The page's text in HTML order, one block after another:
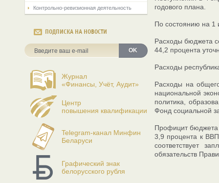
Контрольно-ревизионная деятельность
ПОДПИСКА НА НОВОСТИ
OK
Журнал
«Финансы, Учёт, Аудит»
Центр
повышения квалификации
Telegram-канал Минфин
Беларуси
Графический знак
белорусского рубля
годового плана.
По состоянию на 1
Расходы бюджета
44,2 процента
Расходы
Расходы на
национальной
политика,
Фонд социальной
Профицит бюджета
3,9 процента к
соответствует
обязательств